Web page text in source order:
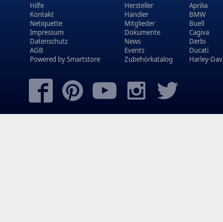
Hilfe
Kontakt
Netiquette
Impressum
Datenschutz
AGB
Powered bySmartstore
Hersteller
Händler
Mitglieder
Dokumente
News
Events
Zubehörkatalog
Aprilia
BMW
Buell
Cagiva
Derbi
Ducati
Harley-